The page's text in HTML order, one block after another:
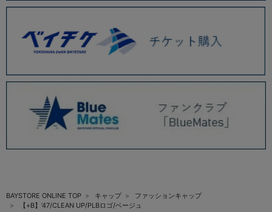
BAYSTORE ONLINE TOP キャップ
ファッションキャップ
【+B】’47/CLEAN UP/PLBロゴ/ベージュ